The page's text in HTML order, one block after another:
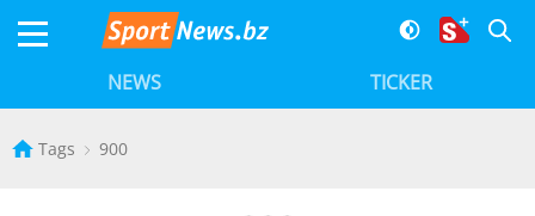
NEWS TICKER
Tags 900